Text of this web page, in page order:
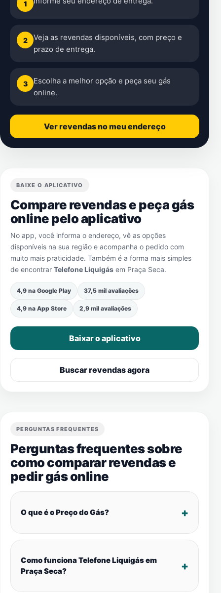
1
2
Veja as revendas disponíveis, com preço e
prazo de entrega.
3
Escolha a melhor opção e peça seu gás
online.
Ver revendas no meu endereço
BAIXE O APLICATIVO
Compare revendas e peça gás
online pelo aplicativo
No app, você informa o endereço, vê as opções
disponíveis na sua região e acompanha o pedido com
muito mais praticidade. Também é a forma mais simples
de encontrar Telefone Liquigás em Praça Seca.
4,9 na Google Play 37,5 mil avaliações
4,9 na App Store 2,9 mil avaliações
Baixar o aplicativo
Buscar revendas agora
PERGUNTAS FREQUENTES
Perguntas frequentes sobre
como comparar revendas e
pedir gás online
O que é o Preço do Gás?
Como funciona Telefone Liquigás em
Praça Seca?